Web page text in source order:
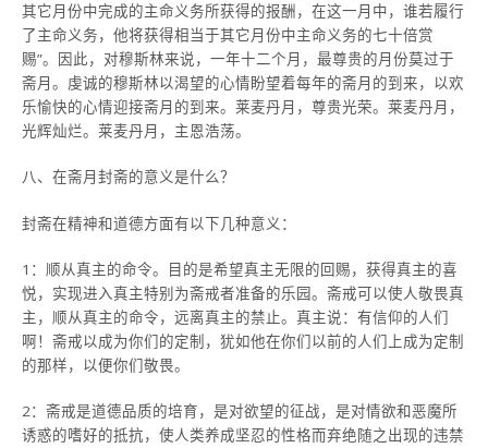
其它月份中完成的主命义务所获得的报酬，在这一月中，谁若履行
了主命义务，他将获得相当于其它月份中主命义务的七十倍赏
赐”。因此，对穆斯林来说，一年十二个月，最尊贵的月份莫过于
斋月。虔诚的穆斯林以渴望的心情盼望着每年的斋月的到来，以欢
乐愉快的心情迎接斋月的到来。莱麦丹月，尊贵光荣。莱麦丹月，
光辉灿烂。莱麦丹月，主恩浩荡。
八、在斋月封斋的意义是什么？
封斋在精神和道德方面有以下几种意义：
1：顺从真主的命令。目的是希望真主无限的回赐，获得真主的喜
悦，实现进入真主特别为斋戒者准备的乐园。斋戒可以使人敬畏真
主，顺从真主的命令，远离真主的禁止。真主说：有信仰的人们
啊！斋戒以成为你们的定制，犹如他在你们以前的人们上成为定制
的那样，以便你们敬畏。
2：斋戒是道德品质的培育，是对欲望的征战，是对情欲和恶魔所
诱惑的嗜好的抵抗，使人类养成坚忍的性格而弃绝随之出现的违禁